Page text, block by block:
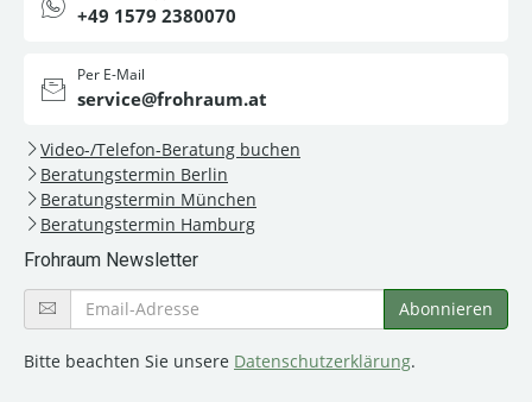
+49 1579 2380070
Per E-Mail
service@frohraum.at
Video-/Telefon-Beratung buchen
Beratungstermin Berlin
Beratungstermin München
Beratungstermin Hamburg
Frohraum Newsletter
Bitte beachten Sie unsere Datenschutzerklärung.